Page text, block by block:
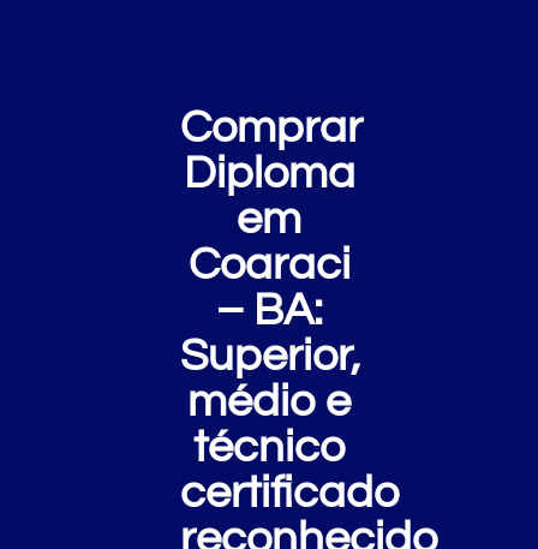
Comprar
Diploma
em
Coaraci
– BA:
Superior,
médio e
técnico
certificado
reconhecido